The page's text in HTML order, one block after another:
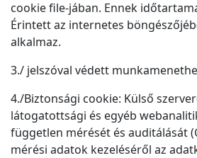
cookie file-jában. Ennek
Érintett az internetes
alkalmaz.
3./ jelszóval védett
4./Biztonsági cookie: Külső
látogatottsági és egyéb
független mérését és auditálását
mérési adatok kezeléséről az